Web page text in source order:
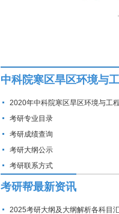
中科院寒区旱区环境与
2020年中科院寒区旱区环境与工
线
考研专业目录
考研成绩查询
考研大纲公示
考研联系方式
考研帮最新资讯
2025考研大纲及大纲解析各科目